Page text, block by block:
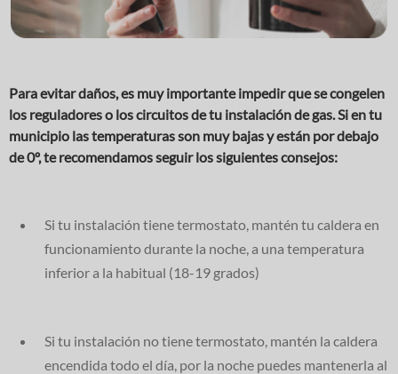
Para evitar daños, es muy importante impedir que se congelen
los reguladores o los circuitos de tu instalación de gas. Si en tu
municipio las temperaturas son muy bajas y están por debajo
de 0º, te recomendamos seguir los siguientes consejos:
Si tu instalación tiene termostato, mantén tu caldera en
funcionamiento durante la noche, a una temperatura
inferior a la habitual (18-19 grados)
Si tu instalación no tiene termostato, mantén la caldera
encendida todo el día, por la noche puedes mantenerla al